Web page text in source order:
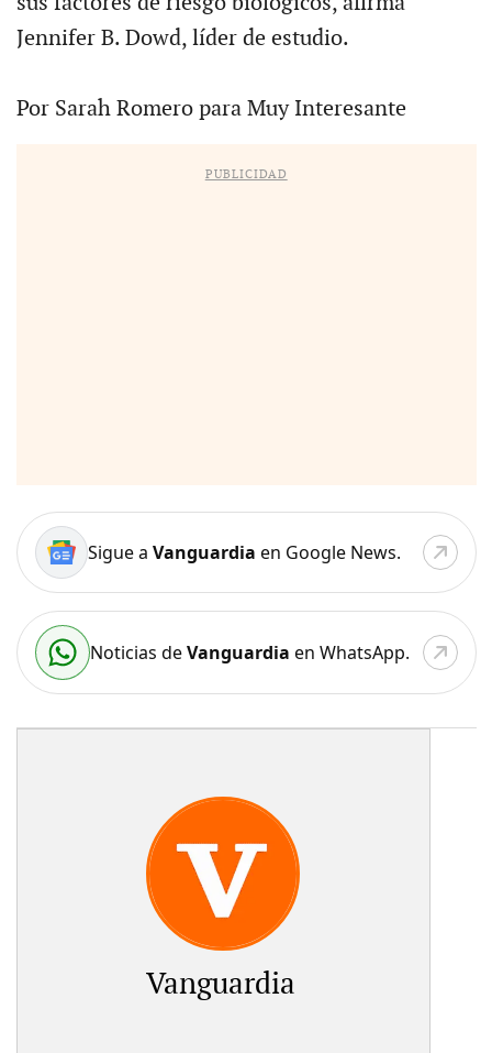
Jennifer B. Dowd, líder de estudio.
Por Sarah Romero para Muy Interesante
PUBLICIDAD
Sigue a Vanguardia en Google News.
Noticias deVanguardia en WhatsApp.
Vanguardia